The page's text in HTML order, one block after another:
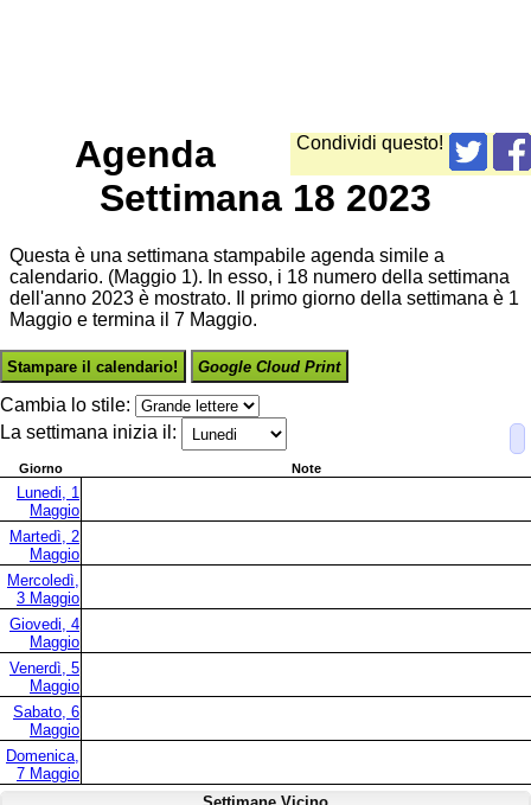
Condividi questo!
Agenda
Settimana 18 2023
Questa è una settimana stampabile agenda simile a
calendario. (Maggio 1). In esso, i 18 numero della settimana
dell'anno 2023 è mostrato. Il primo giorno della settimana è 1
Maggio e termina il 7 Maggio.
Stampare il calendario! Google Cloud Print
Cambia lo stile:
La settimana inizia il:
Giorno Note
Lunedi, 1
Maggio
Martedì, 2
Maggio
Mercoledì,
3 Maggio
Giovedi, 4
Maggio
Venerdì, 5
Maggio
Sabato, 6
Maggio
Domenica,
7 Maggio